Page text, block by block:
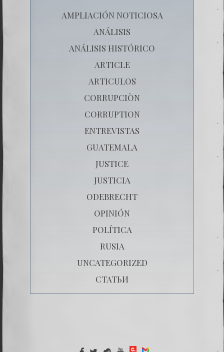
AMPLIACIÓN NOTICIOSA
ANÁLISIS
ANÁLISIS HISTÓRICO
ARTICLE
ARTICULOS
CORRUPCIÒN
CORRUPTION
ENTREVISTAS
GUATEMALA
JUSTICE
JUSTICIA
ODEBRECHT
OPINIÓN
POLÍTICA
RUSIA
UNCATEGORIZED
СТАТЬИ